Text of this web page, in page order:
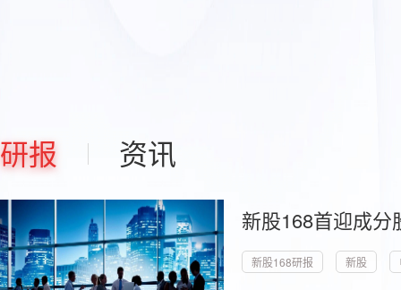
研报 资讯
新股168首迎成
新股168研报 新股